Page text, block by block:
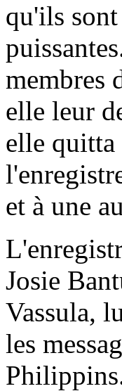
qu'ils
membres
elle leur
elle quitta
et à une
Josie
Vassula,
les